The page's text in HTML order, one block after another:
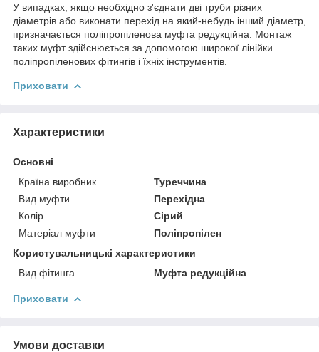
У випадках, якщо необхідно з'єднати дві труби різних
діаметрів або виконати перехід на який-небудь інший діаметр,
призначається поліпропіленова муфта редукційна. Монтаж
таких муфт здійснюється за допомогою широкої лінійки
поліпропіленових фітингів і їхніх інструментів.
Приховати
Характеристики
Основні
Країна виробник
Туреччина
Вид муфти
Перехідна
Колір
Сірий
Матеріал муфти
Поліпропілен
Користувальницькі характеристики
Вид фітинга
Муфта редукційна
Приховати
Умови доставки